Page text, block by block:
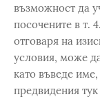
възможност да
посочените в т.
отговаря на
условия, може
като въведе
предвидения